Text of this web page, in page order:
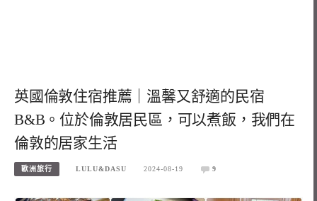
英國倫敦住宿推薦｜溫馨又舒適的民宿
B&B。位於倫敦居民區，可以煮飯，我們在
倫敦的居家生活
歐洲旅行 LULU&DASU 2024-08-19 9